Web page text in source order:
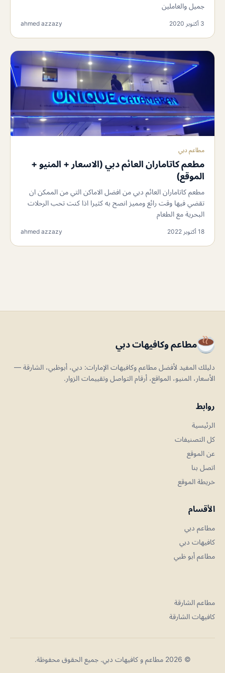
جميل والعاملين
3 أكتوبر 2020 ahmed azzazy
مطاعم دبي
مطعم كاتاماران العائم دبي (الاسعار + المنيو +
الموقع)
مطعم كاتاماران العائم دبي من افضل الاماكن التي من الممكن ان
تقضي فيها وقت رائع ومميز انصح به كثيرا اذا كنت تحب الرحلات
البحرية مع الطعام
18 أكتوبر 2022 ahmed azzazy
مطاعم وكافيهات دبي
دليلك المفيد لأفضل مطاعم وكافيهات الإمارات: دبي، أبوظبي، الشارقة —
الأسعار، المنيو، المواقع، أرقام التواصل وتقييمات الزوار.
روابط
الرئيسية
كل التصنيفات
عن الموقع
اتصل بنا
خريطة الموقع
الأقسام
مطاعم دبي
كافيهات دبي
مطاعم أبو ظبي
مطاعم الشارقة
كافيهات الشارقة
© 2026 مطاعم و كافيهات دبي. جميع الحقوق محفوظة.